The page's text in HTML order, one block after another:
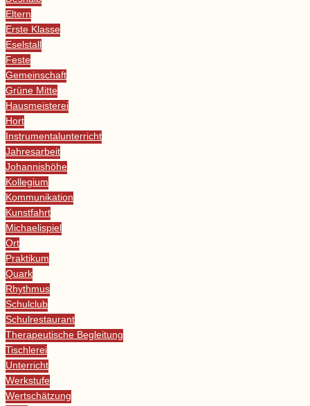
Eltern
Erste Klasse
Eselstall
Feste
Gemeinschaft
Grüne Mitte
Hausmeisterei
Hort
Instrumentalunterricht
Jahresarbeit
Johannishöhe
Kollegium
Kommunikation
Kunstfahrt
Michaelispiel
Ort
Praktikum
Quark
Rhythmus
Schulclub
Schulrestaurant
Therapeutische Begleitung
Tischlerei
Unterricht
Werkstufe
Wertschätzung